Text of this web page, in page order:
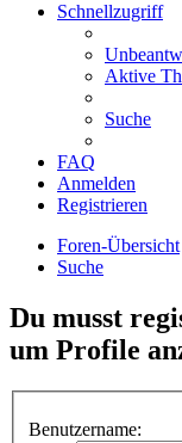
Schnellzugriff
Aktive
Suche
FAQ
Anmelden
Registrieren
Foren-Übersicht
Suche
Du musst
um Profile
Benutzername: